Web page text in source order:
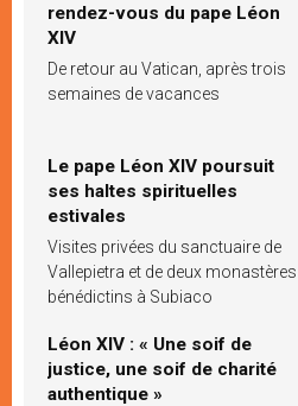
rendez-vous du pape Léon
XIV
De retour au Vatican, après trois
semaines de vacances
Le pape Léon XIV poursuit
ses haltes spirituelles
estivales
Visites privées du sanctuaire de
Vallepietra et de deux monastères
bénédictins à Subiaco
Léon XIV : « Une soif de
justice, une soif de charité
authentique »